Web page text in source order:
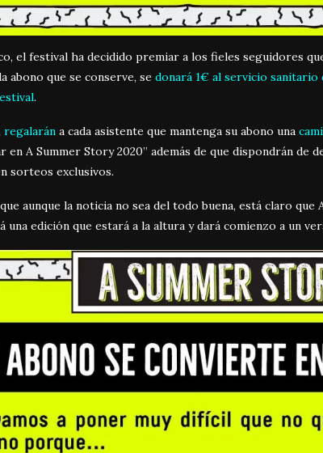
el festival ha decidido premiar a los fieles seguidores
abono que se conserve, se donará 1€ al servicio sanitario
.
regalarán a cada asistente que mantenga su abono una
en A Summer Story 2020” además de que dispondrán de
sorteos exclusivos.
aunque la noticia no sea del todo buena, está claro que
una edición que estará a la altura y dará comienzo a un